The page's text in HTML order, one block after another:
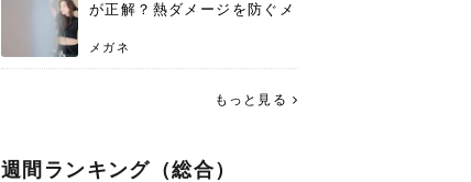
が正解？熱ダメージを防ぐメ
メガネ
もっと見る
週間ランキング（総合）